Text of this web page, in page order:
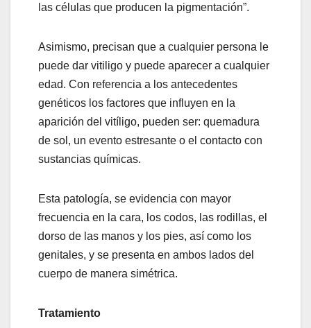
las células que producen la pigmentación”.
Asimismo, precisan que a cualquier persona le
puede dar vitiligo y puede aparecer a cualquier
edad. Con referencia a los antecedentes
genéticos los factores que influyen en la
aparición del vitíligo, pueden ser: quemadura
de sol, un evento estresante o el contacto con
sustancias químicas.
Esta patología, se evidencia con mayor
frecuencia en la cara, los codos, las rodillas, el
dorso de las manos y los pies, así como los
genitales, y se presenta en ambos lados del
cuerpo de manera simétrica.
Tratamiento